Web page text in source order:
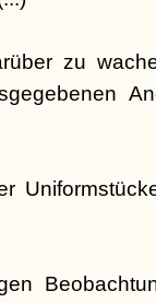
zu